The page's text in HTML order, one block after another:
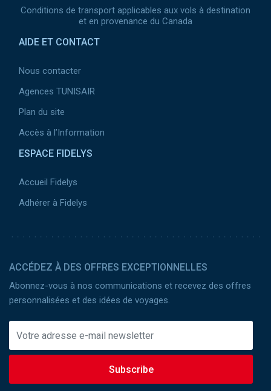
Conditions de transport applicables aux vols à destination
et en provenance du Canada
AIDE ET CONTACT
Nous contacter
Agences TUNISAIR
Plan du site
Accès à l’Information
ESPACE FIDELYS
Accueil Fidelys
Adhérer à Fidelys
ACCÉDEZ À DES OFFRES EXCEPTIONNELLES
Abonnez-vous à nos communications et recevez des offres
personnalisées et des idées de voyages.
Subscribe